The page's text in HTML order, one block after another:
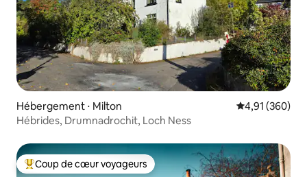
Hébergement ⋅ Milton Évaluation
4,91 (360)
Hébrides, Drumnadrochit, Loch Ness
Coups de cœur voyageurs les plus appréciés
Coup de cœur voyageurs